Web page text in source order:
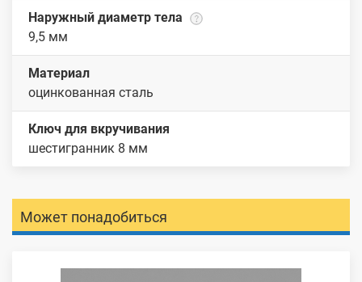
Наружный диаметр тела
9,5 мм
Материал
оцинкованная сталь
Ключ для вкручивания
шестигранник 8 мм
Может понадобиться